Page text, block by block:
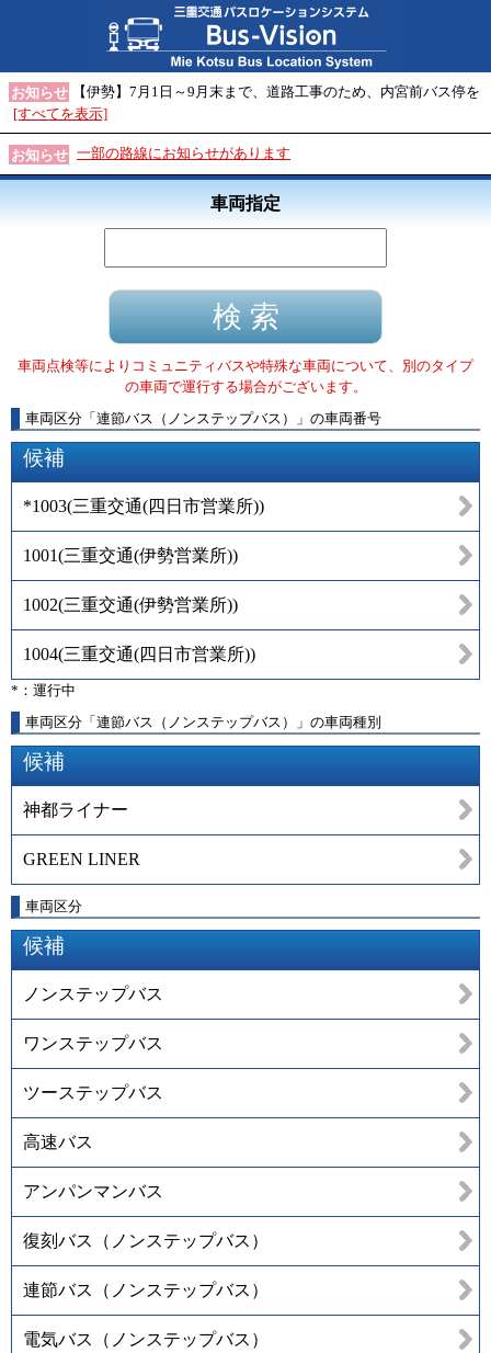
お知らせ
【伊勢】7月1日～9月末まで、道路工事のため、内宮前バス停を
[すべてを表示]
お知らせ 一部の路線にお知らせがあります
車両指定
車両点検等によりコミュニティバスや特殊な車両について、別のタイプ
の車両で運行する場合がございます。
車両区分 「 連節バス（ノンステップバス） 」 の車両番号
候補
*1003(三重交通(四日市営業所))
1001(三重交通(伊勢営業所))
1002(三重交通(伊勢営業所))
1004(三重交通(四日市営業所))
*：運行中
車両区分「連節バス（ノンステップバス）」の車両種別
候補
神都ライナー
GREEN LINER
車両区分
候補
ノンステップバス
ワンステップバス
ツーステップバス
高速バス
アンパンマンバス
復刻バス（ノンステップバス）
連節バス（ノンステップバス）
電気バス（ノンステップバス）